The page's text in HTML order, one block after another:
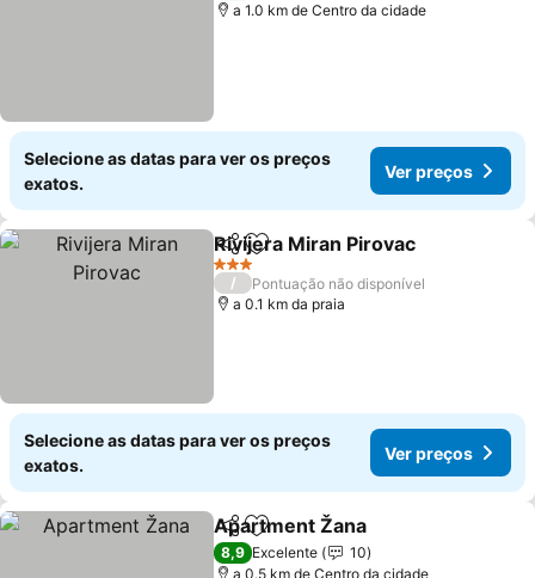
a 1.0 km de Centro da cidade
Selecione as datas para ver os preços
exatos.
Ver preços
PartilharAdicionar aos favoritos
Rivijera Miran Pirovac
3 Estrelas
/
Pontuação não disponível
a 0.1 km da praia
Selecione as datas para ver os preços
exatos.
Ver preços
PartilharAdicionar aos favoritos
Apartment Žana
8,9 Excelente
10
a 0.5 km de Centro da cidade